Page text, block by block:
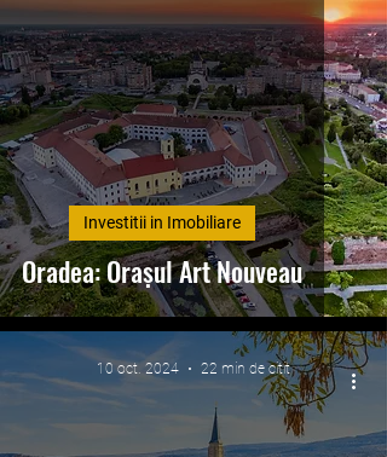
Oradea: Orașul Art Nouveau
Investitii in Imobiliare
10 oct. 2024 22 min de citit